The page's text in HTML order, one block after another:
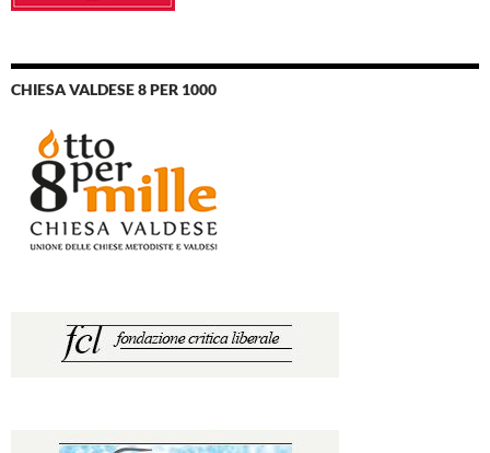
CHIESA VALDESE 8 PER 1000